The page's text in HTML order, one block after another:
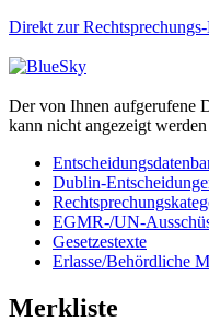
Direkt zur
Der von Ihnen aufgerufene
kann nicht angezeigt werden
Dublin-
EGMR-/UN-
Gesetzestexte
Erlasse/Behördliche
Merkliste